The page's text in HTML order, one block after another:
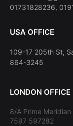
01731828236,
USA OFFICE
109-17 205th St,
864-3245
LONDON OFFICE
8/A Prime
7597 597282